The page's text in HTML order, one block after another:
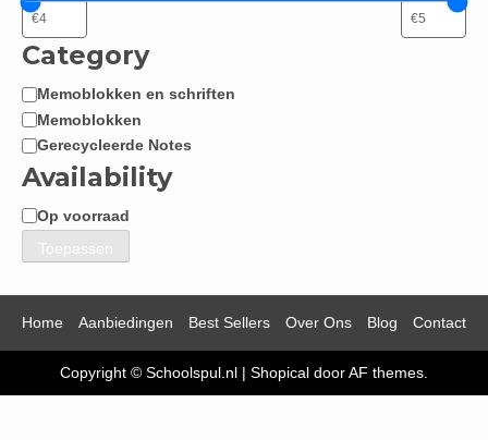
Category
Categorie
Memoblokken en schriften
Memoblokken
Gerecycleerde Notes
Availability
Beschikbaarheid
Op voorraad
Toepassen
Home Aanbiedingen Best Sellers Over Ons Blog Contact
Copyright © Schoolspul.nl | Shopical door AF themes.